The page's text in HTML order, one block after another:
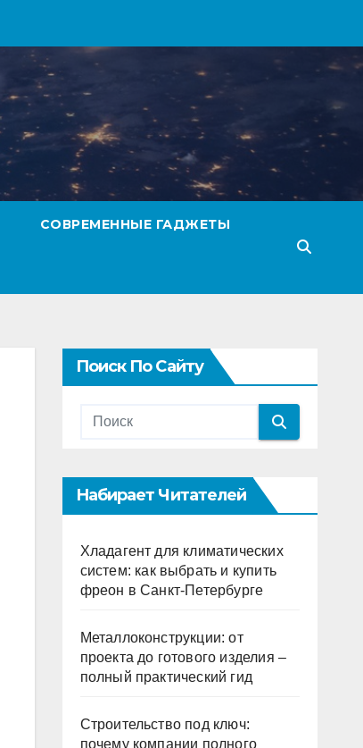
СОВРЕМЕННЫЕ ГАДЖЕТЫ
Поиск По Сайту
Набирает Читателей
Хладагент для климатических
систем: как выбрать и купить
фреон в Санкт-Петербурге
Металлоконструкции: от
проекта до готового изделия –
полный практический гид
Строительство под ключ:
почему компании полного